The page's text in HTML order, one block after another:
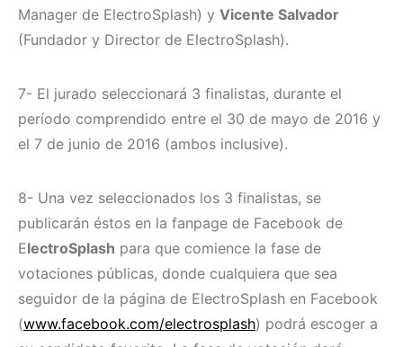
Manager de ElectroSplash) y Vicente Salvador
(Fundador y Director de ElectroSplash).
7- El jurado seleccionará 3 finalistas, durante el
período comprendido entre el 30 de mayo de 2016 y
el 7 de junio de 2016 (ambos inclusive).
8- Una vez seleccionados los 3 finalistas, se
publicarán éstos en la fanpage de Facebook de
ElectroSplash para que comience la fase de
votaciones públicas, donde cualquiera que sea
seguidor de la página de ElectroSplash en Facebook
(www.facebook.com/electrosplash) podrá escoger a